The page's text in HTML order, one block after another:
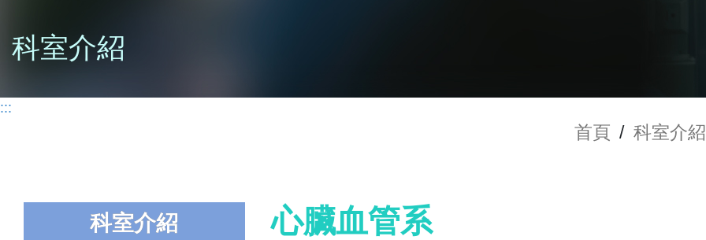
科室介紹
:::
首頁 / 科室介紹
科室介紹 心臟血管系